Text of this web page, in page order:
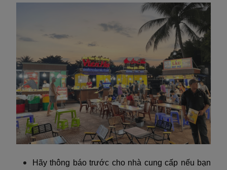
Hãy thông báo trước cho nhà cung cấp nếu bạn